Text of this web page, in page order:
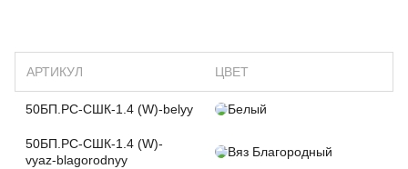
АРТИКУЛ ЦВЕТ
50БП.РС-СШК-1.4 (W)-belyy Белый
50БП.РС-СШК-1.4 (W)-
vyaz-blagorodnyy
Вяз Благородный